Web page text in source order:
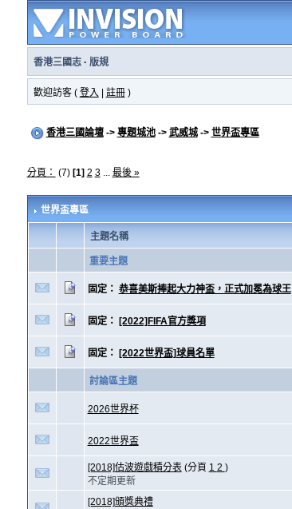
香港三國志· 版規
歡迎訪客 ( 登入 註冊)
香港三國論壇-> 專題城池-> 武威城-> 世界盃專區
分頁： (7) [1] 2 3... 最後 »
世界盃專區
主題名稱
重要主題
固定： 恭喜美斯捧起大力神盃，正式加冕為球王
固定： [2022]FIFA官方獎項
固定： [2022世界盃]球員名單
討論區主題
2026世界杯
2022世界盃
[2018]估波遊戲積分表 (分頁 1 2 )
不定期更新
[2018]頒獎典禮